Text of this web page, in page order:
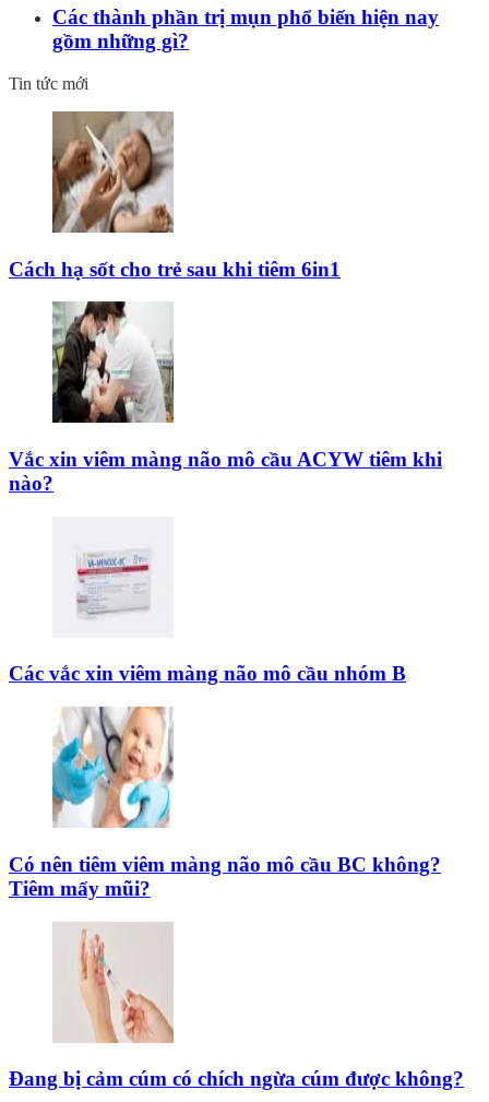
Các thành phần trị mụn phổ biến hiện nay
gồm những gì?
Tin tức mới
Cách hạ sốt cho trẻ sau khi tiêm 6in1
Vắc xin viêm màng não mô cầu ACYW tiêm khi
nào?
Các vắc xin viêm màng não mô cầu nhóm B
Có nên tiêm viêm màng não mô cầu BC không?
Tiêm mấy mũi?
Đang bị cảm cúm có chích ngừa cúm được không?